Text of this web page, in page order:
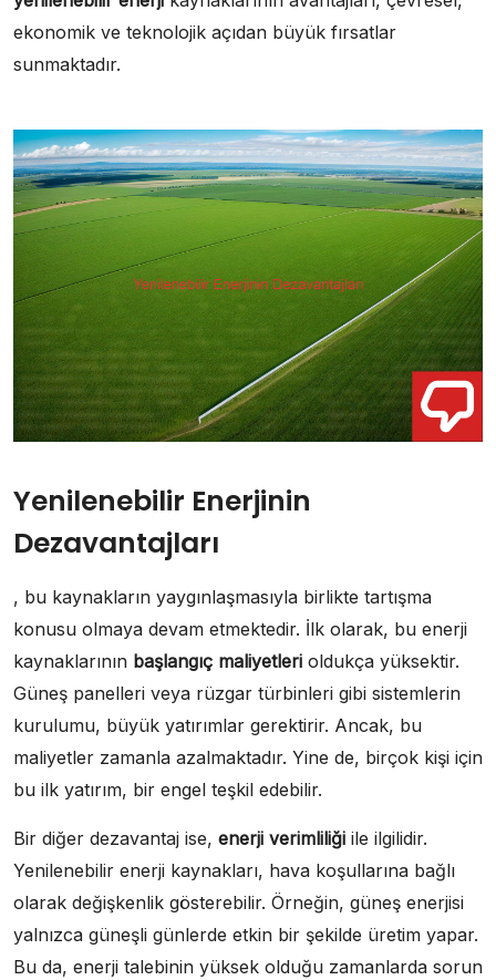
ekonomik ve teknolojik açıdan büyük fırsatlar
sunmaktadır.
Yenilenebilir Enerjinin
Dezavantajları
, bu kaynakların yaygınlaşmasıyla birlikte tartışma
konusu olmaya devam etmektedir. İlk olarak, bu enerji
kaynaklarının başlangıç maliyetleri oldukça yüksektir.
Güneş panelleri veya rüzgar türbinleri gibi sistemlerin
kurulumu, büyük yatırımlar gerektirir. Ancak, bu
maliyetler zamanla azalmaktadır. Yine de, birçok kişi için
bu ilk yatırım, bir engel teşkil edebilir.
Bir diğer dezavantaj ise, enerji verimliliği ile ilgilidir.
Yenilenebilir enerji kaynakları, hava koşullarına bağlı
olarak değişkenlik gösterebilir. Örneğin, güneş enerjisi
yalnızca güneşli günlerde etkin bir şekilde üretim yapar.
Bu da, enerji talebinin yüksek olduğu zamanlarda sorun